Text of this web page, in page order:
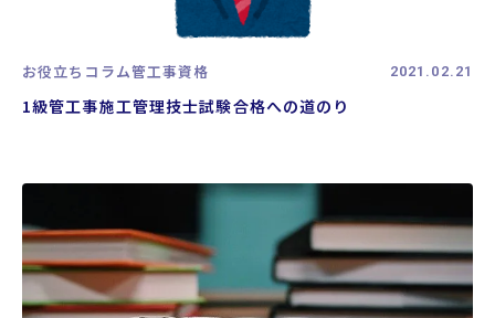
お役立ちコラム管工事資格 2021.02.21
1級管工事施工管理技士試験合格への道のり